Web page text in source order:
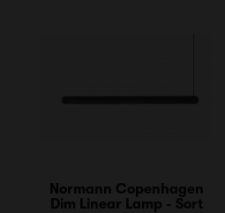
Normann Copenhagen
Dim Linear Lamp - Sort